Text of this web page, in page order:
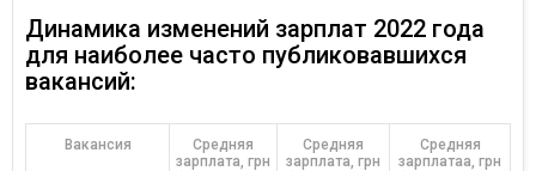
Динамика изменений зарплат 2022 года
для наиболее часто публиковавшихся
вакансий:
Вакансия
Средняя
зарплата, грн
Средняя
зарплата, грн
Средняя
зарплатаа, грн